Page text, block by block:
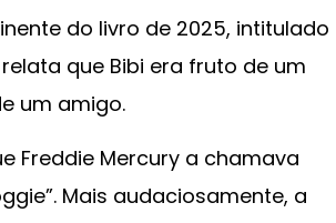
do livro de 2025, intitulado
que Bibi era fruto de um
um amigo.
Freddie Mercury a chamava
Mais audaciosamente, a